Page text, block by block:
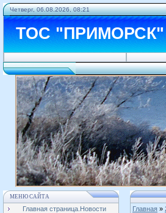
Четверг, 06.08.2026, 08:21
ТОС
МЕНЮ САЙТА
Главная страница.Новости
Главная »